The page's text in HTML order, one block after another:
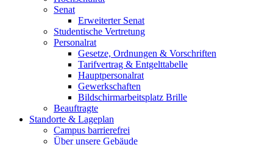
Senat
Erweiterter Senat
Studentische Vertretung
Personalrat
Gesetze, Ordnungen & Vorschriften
Tarifvertrag & Entgelttabelle
Hauptpersonalrat
Gewerkschaften
Bildschirmarbeitsplatz Brille
Beauftragte
Standorte & Lageplan
Campus barrierefrei
Über unsere Gebäude